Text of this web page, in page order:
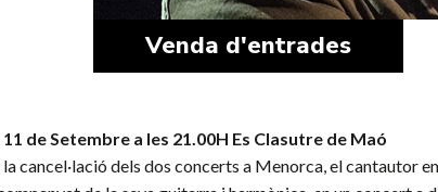
Venda d'entrades
de Setembre a les 21.00H Es Clasutre de Maó
la cancel·lació dels dos concerts a Menorca, el cantautor